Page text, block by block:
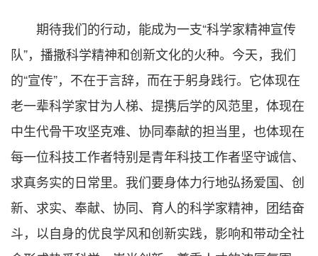
期待我们的行动，能成为一支“科学家精神宣传
队”，播撒科学精神和创新文化的火种。今天，我们
的“宣传”，不在于言辞，而在于躬身践行。它体现在
老一辈科学家甘为人梯、提携后学的风范里，体现在
中生代骨干攻坚克难、协同奉献的担当里，也体现在
每一位科技工作者特别是青年科技工作者坚守诚信、
求真务实的日常里。我们要身体力行地弘扬爱国、创
新、求实、奉献、协同、育人的科学家精神，团结奋
斗，以自身的优良学风和创新实践，影响和带动全社